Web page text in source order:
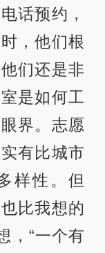
话预约，
，他们根
们还是非
是如何工
界。志愿
有比城市
样性。但
比我想的
，“一个有